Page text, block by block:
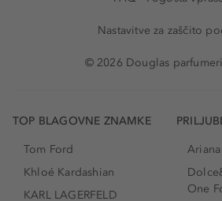
Nastavitve za zaščito
© 2026 Douglas
TOP BLAGOVNE ZNAMKE
Tom Ford
Khloé Kardashian
KARL LAGERFELD
One